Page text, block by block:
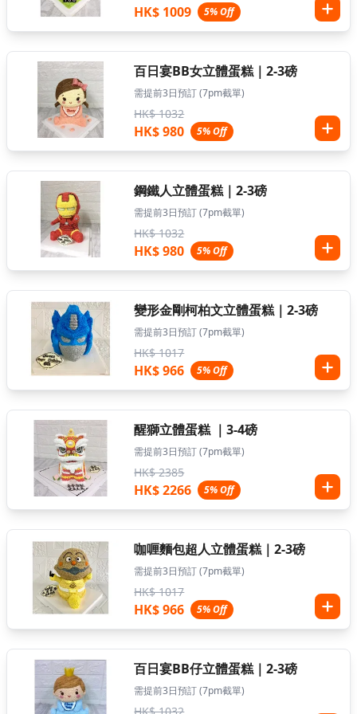
HK$ 1009 5% Off
百日宴BB女立體蛋糕｜2-3磅
需提前3日預訂 (7pm截單)
HK$ 1032
HK$ 980 5% Off
鋼鐵人立體蛋糕｜2-3磅
需提前3日預訂 (7pm截單)
HK$ 1032
HK$ 980 5% Off
變形金剛柯柏文立體蛋糕｜2-3磅
需提前3日預訂 (7pm截單)
HK$ 1017
HK$ 966 5% Off
醒獅立體蛋糕 ｜3-4磅
需提前3日預訂 (7pm截單)
HK$ 2385
HK$ 2266 5% Off
咖喱麵包超人立體蛋糕｜2-3磅
需提前3日預訂 (7pm截單)
HK$ 1017
HK$ 966 5% Off
百日宴BB仔立體蛋糕｜2-3磅
需提前3日預訂 (7pm截單)